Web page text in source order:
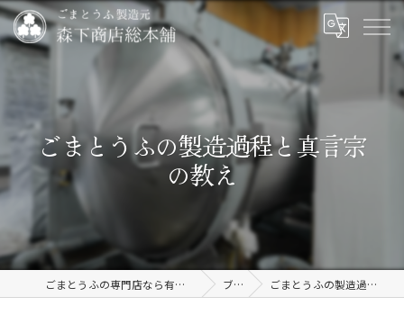
ごまとうふの製造過程と真言宗
の教え
ごまとうふの専門店なら有限会社森下商店総本舗 ブログ ごまとうふの製造過程と真言宗の教え